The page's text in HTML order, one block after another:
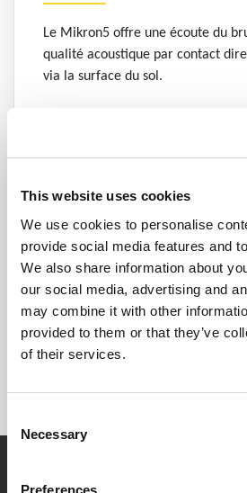
This website uses cookies
We use cookies to personalise
provide social media features and
We also share information about
our social media, advertising and
may combine it with other
provided to them or that they’ve
of their services.
Selection
Necessary
Preferences
Le Mikron5 offre une écoute du
qualité acoustique par contact
via la surface du sol.